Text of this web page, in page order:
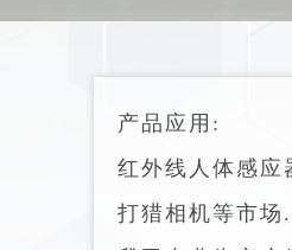
产品应用:
红外线人体感
打猎相机等市场.